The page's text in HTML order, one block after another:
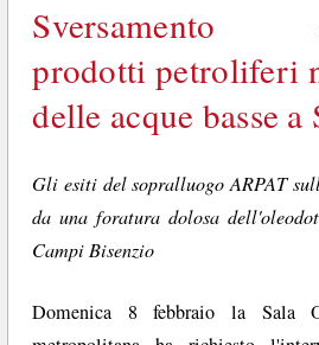
Sversamento
prodotti petroliferi
delle acque basse a
Gli esiti del sopralluogo ARPAT
da una foratura dolosa
Campi Bisenzio
Domenica 8 febbraio la Sala